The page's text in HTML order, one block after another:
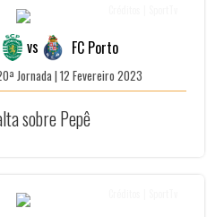
vs FC Porto
Jornada | 12 Fevereiro 2023
sobre Pepê